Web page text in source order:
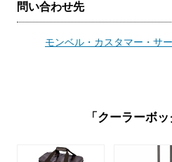
問い合わせ先
モンベル・カスタマー・サ
「クーラーボ